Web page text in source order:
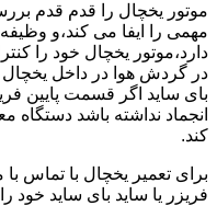
موتور یخچال را قدم قدم
مهمی را ایفا می کند،و
دارد،موتور یخچال خود را
در گردش هوا در داخل یخچال
بای ساید اگر قسمت پایین
انجماد نداشته باشد
کند.
برای تعمیر یخچال با تماس
فریزر یا ساید بای ساید خود